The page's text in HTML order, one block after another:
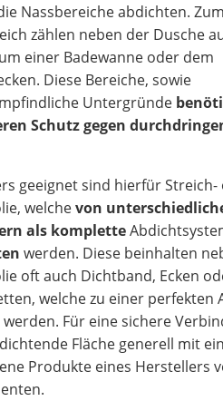
Nassbereiche abdichten. Zum
zählen neben der Dusche
einer Badewanne oder dem
Diese Bereiche, sowie
Untergründe
Schutz gegen
geeignet sind hierfür Streich-
welchevon
als komplette
werden. Diese beinhalten
oft auch Dichtband, Ecken
welche zu einer perfekten
Für eine sichere
Fläche generell mit
Produkte eines Herstellers